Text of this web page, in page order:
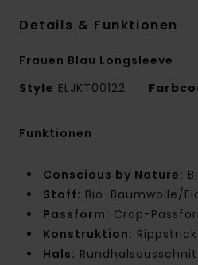
Details & Funktionen
Frauen Blau Longsleeve
Style ELJKT00122
Funktionen
Conscious by Nature:
Stoff: Bio-Baumwolle/
Passform: Crop-
Konstruktion: Rippstrick
Hals: